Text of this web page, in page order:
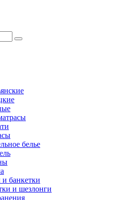
белье
банкетки
и шезлонги